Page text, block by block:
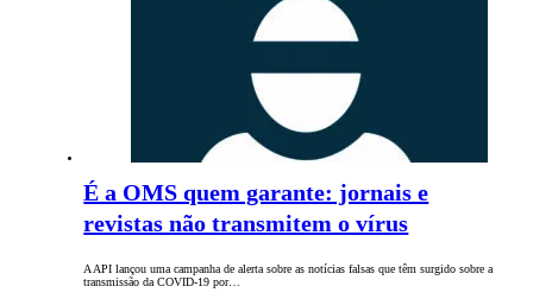
É a OMS quem garante: jornais e
revistas não transmitem o vírus
A API lançou uma campanha de alerta sobre as notícias falsas que têm surgido sobre a
transmissão da COVID-19 por…